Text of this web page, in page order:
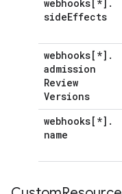
webhooks[*] .
sideEffects
webhooks[*] .
admission
Review
Versions
webhooks[*] .
name